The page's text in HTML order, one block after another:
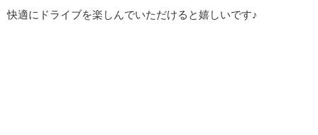
快適にドライブを楽しんでいただけると嬉しいです♪